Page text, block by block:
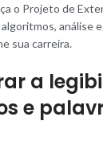
o Projeto de
análise
sua carreira.
a
e